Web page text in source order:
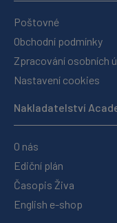
Poštovné
Obchodní podmínky
Zpracování osobních
Nastavení cookies
Nakladatelství
O nás
Ediční plán
Časopis Živa
English e-shop